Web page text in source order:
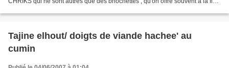
Tajine elhout/ doigts de viande hachee' au
cumin